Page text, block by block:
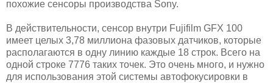
похожие сенсоры производства Sony.
В действительности, сенсор внутри Fujifilm GFX 100
имеет целых 3,78 миллиона фазовых датчиков, которые
располагаются в одну линию каждые 18 строк. Всего на
одной строке 7776 таких точек. Это очень много, и нужно
для использования этой системы автофокусировки в